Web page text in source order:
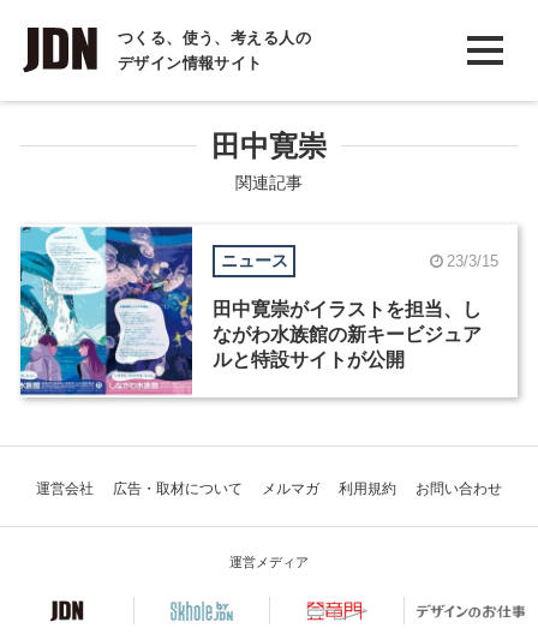
つくる、使う、考える人の
デザイン情報サイト
INTERVIEW
インタビュー
COLUMN
コラム
田中寛崇
関連記事
ニュース 23/3/15
田中寛崇がイラストを担当、し
ながわ水族館の新キービジュア
ルと特設サイトが公開
運営会社 広告・取材について メルマガ 利用規約 お問い合わせ
運営メディア